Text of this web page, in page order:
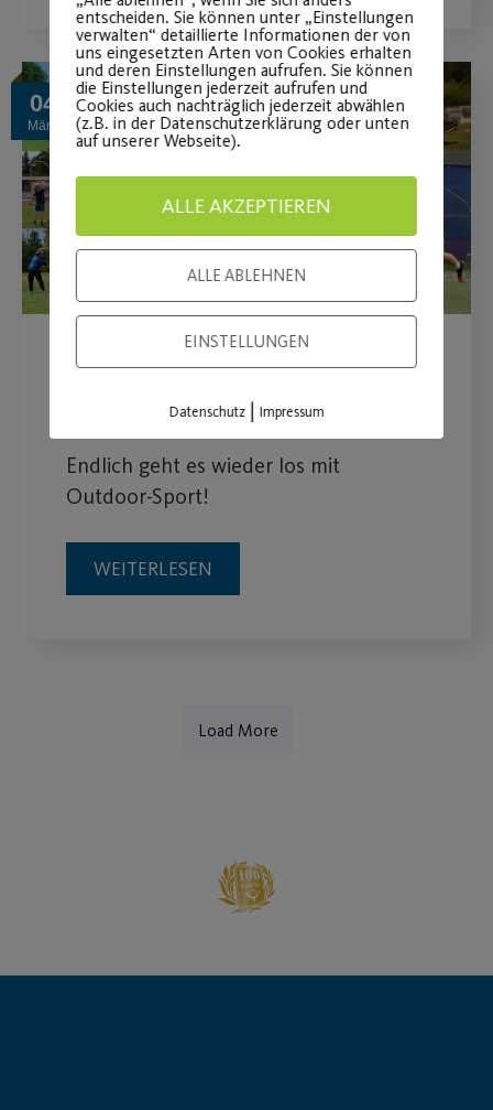
04
März
Wiederaufnahme des
Outdoor-Sportbetriebs
Endlich geht es wieder los mit
Outdoor-Sport!
WEITERLESEN
Load More
entscheiden. Sie können unter „Einstellungen
verwalten“ detaillierte Informationen der von
uns eingesetzten Arten von Cookies erhalten
und deren Einstellungen aufrufen. Sie können
die Einstellungen jederzeit aufrufen und
Cookies auch nachträglich jederzeit abwählen
(z.B. in der Datenschutzerklärung oder unten
auf unserer Webseite).
ALLE AKZEPTIEREN
ALLE ABLEHNEN
EINSTELLUNGEN
Datenschutz| Impressum